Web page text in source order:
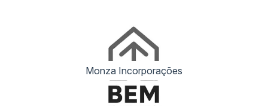
Monza Incorporações